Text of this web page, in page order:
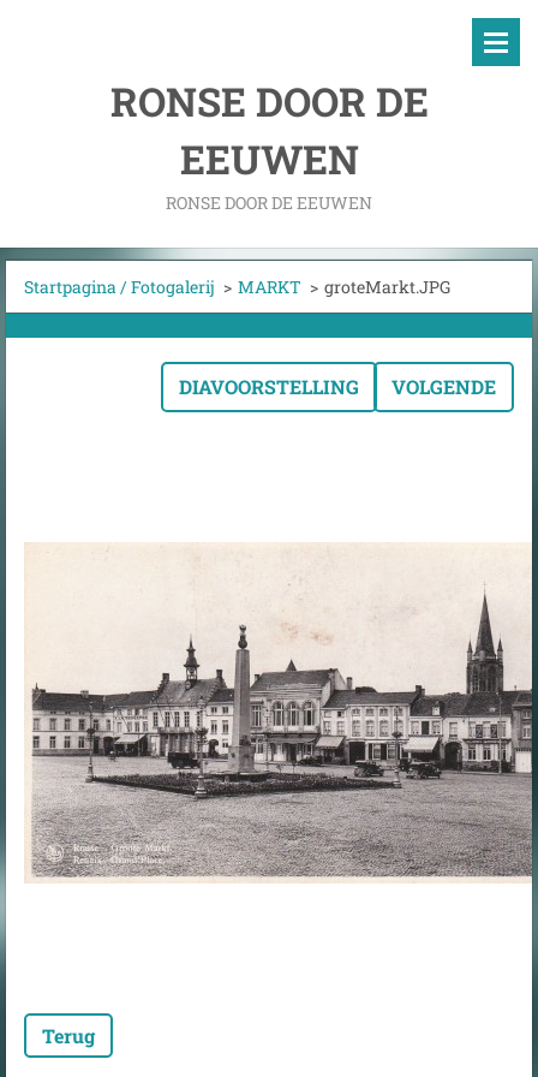
RONSE DOOR DE
EEUWEN
RONSE DOOR DE EEUWEN
Startpagina / Fotogalerij > MARKT > groteMarkt.JPG
DIAVOORSTELLING VOLGENDE
Terug